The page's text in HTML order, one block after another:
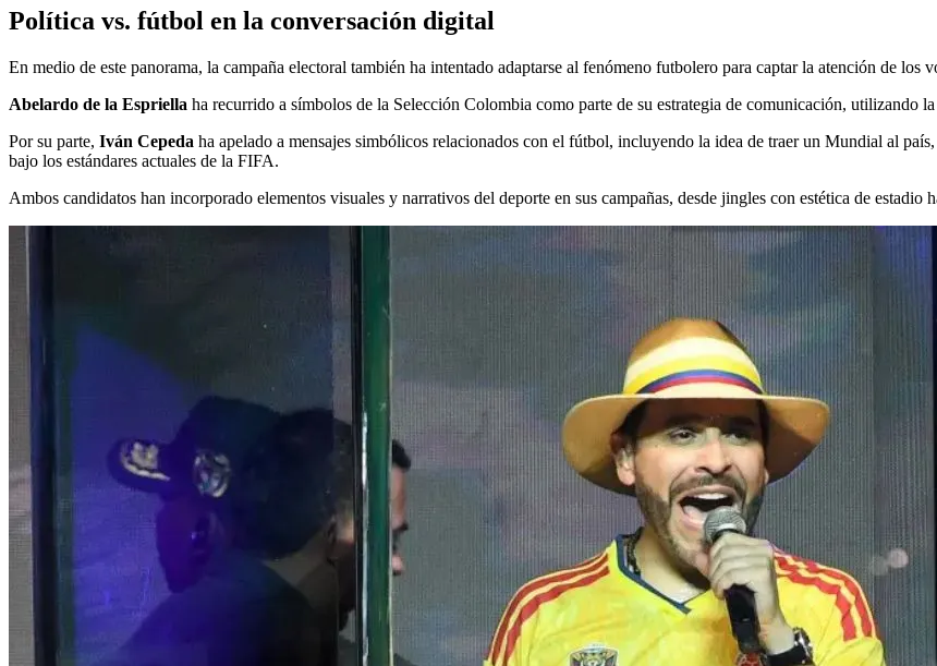
Política vs. fútbol en la conversación digital
En medio de este panorama, la campaña electoral también ha intentado adaptarse al fenómeno futbolero para captar la atención de los
Abelardo de la Espriella ha recurrido a símbolos de la Selección Colombia como parte de su estrategia de comunicación, utilizando
Por su parte, Iván Cepeda ha apelado a mensajes simbólicos relacionados con el fútbol, incluyendo la idea de traer un Mundial al
bajo los estándares actuales de la FIFA.
Ambos candidatos han incorporado elementos visuales y narrativos del deporte en sus campañas, desde jingles con estética de estadio